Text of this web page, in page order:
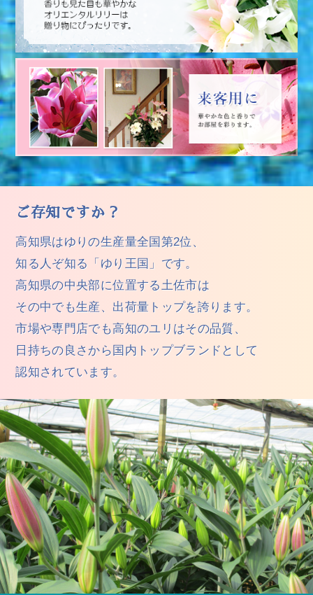
ご存知ですか？
高知県はゆりの生産量全国第2位、
知る人ぞ知る「ゆり王国」です。
高知県の中央部に位置する土佐市は
その中でも生産、出荷量トップを誇ります。
市場や専門店でも高知のユリはその品質、
日持ちの良さから国内トップブランドとして
認知されています。